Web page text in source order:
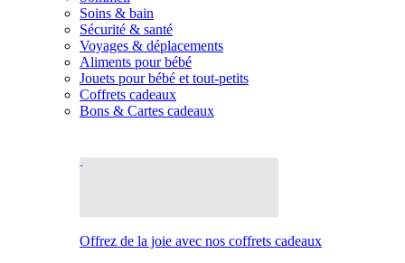
Soins & bain
Sécurité & santé
Voyages & déplacements
Aliments pour bébé
Jouets pour bébé et tout-petits
Coffrets cadeaux
Bons & Cartes cadeaux
Offrez de la joie avec nos coffrets cadeaux